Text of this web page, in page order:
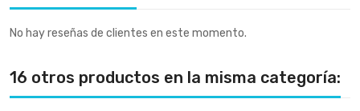
No hay reseñas de clientes en este momento.
16 otros productos en la misma categoría: